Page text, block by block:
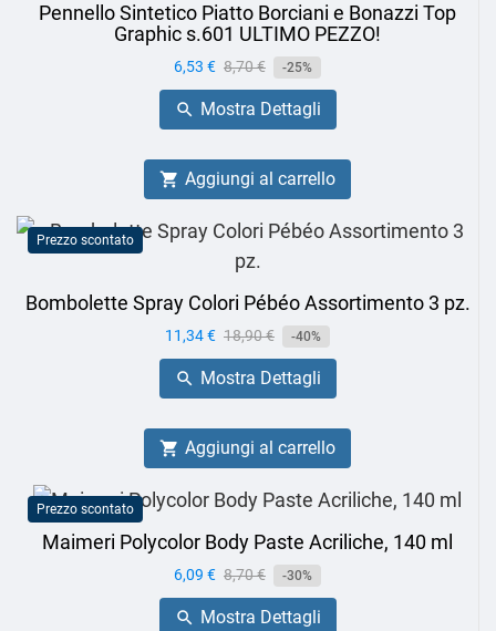
Pennello Sintetico Piatto Borciani e Bonazzi Top
Graphic s.601 ULTIMO PEZZO!
Prezzo
6,53 € Prezzo
base
8,70 € -25%
 Mostra Dettagli
 Aggiungi al carrello
Prezzo scontato
Bombolette Spray Colori Pébéo Assortimento 3 pz.
Prezzo
11,34 € Prezzo
base
18,90 € -40%
 Mostra Dettagli
 Aggiungi al carrello
Prezzo scontato
Maimeri Polycolor Body Paste Acriliche, 140 ml
Prezzo
6,09 € Prezzo
base
8,70 € -30%
 Mostra Dettagli